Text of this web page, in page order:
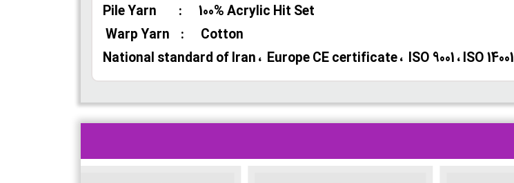
Pile Yarn : 100% Acrylic Hit Set
Warp Yarn : Cotton
National standard of Iran ، Europe CE certificate ، ISO 9001 ، ISO 14001